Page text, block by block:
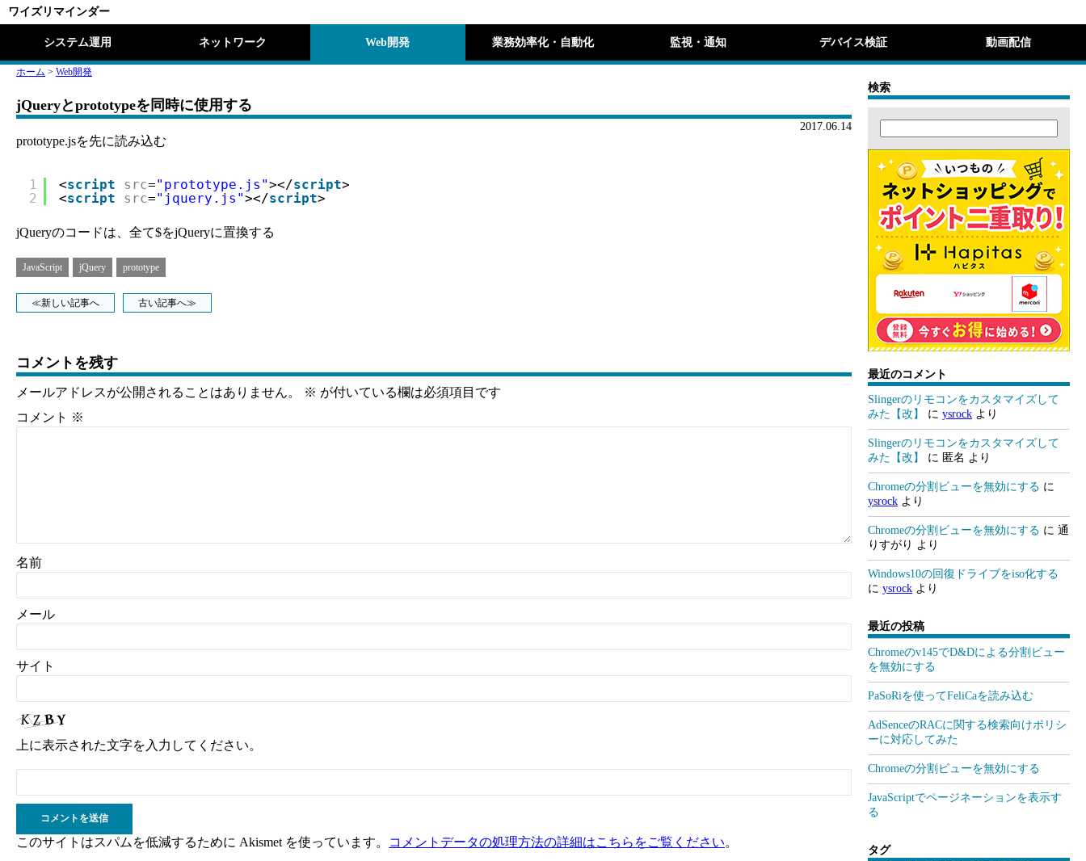
ワイズリマインダー
システム運用 ネットワーク Web開発 業務効率化・自動化 監視・通知 デバイス検証 動画配信
ホーム > Web開発
jQueryとprototypeを同時に使用する
2017.06.14
prototype.jsを先に読み込む
1
2
<script src="prototype.js"></script>
<script src="jquery.js"></script>
jQueryのコードは、全て$をjQueryに置換する
JavaScript jQuery prototype
≪新しい記事へ 古い記事へ≫
コメントを残す
メールアドレスが公開されることはありません。 ※ が付いている欄は必須項目です
コメント ※
名前
メール
サイト
上に表示された文字を入力してください。
このサイトはスパムを低減するために Akismet を使っています。 コメントデータの処理方法の詳細はこちらをご覧ください。
検索
最近のコメント
Slingerのリモコンをカスタマイズして
みた【改】
に ysrock より
Slingerのリモコンをカスタマイズして
みた【改】
に 匿名 より
Chromeの分割ビューを無効にする に
ysrock より
Chromeの分割ビューを無効にする に 通
りすがり より
Windows10の回復ドライブをiso化する
に ysrock より
最近の投稿
Chromeのv145でD&Dによる分割ビュー
を無効にする
PaSoRiを使ってFeliCaを読み込む
AdSenceのRACに関する検索向けポリシ
ーに対応してみた
Chromeの分割ビューを無効にする
JavaScriptでページネーションを表示す
る
タグ